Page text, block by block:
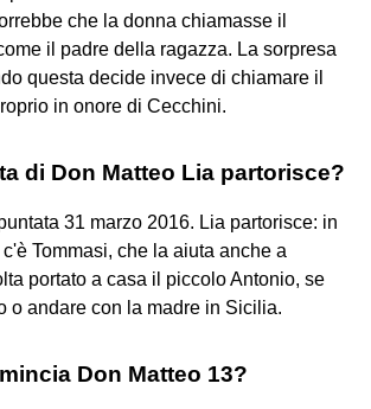
che la donna chiamasse il
il padre della ragazza. La sorpresa
questa decide invece di chiamare il
in onore di Cecchini.
di Don Matteo Lia partorisce?
31 marzo 2016. Lia partorisce: in
Tommasi, che la aiuta anche a
portato a casa il piccolo Antonio, se
o andare con la madre in Sicilia.
Don Matteo 13?